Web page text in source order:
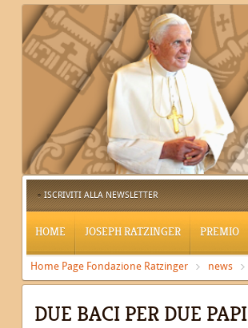
ISCRIVITI ALLA NEWSLETTER
HOME JOSEPH RATZINGER PREMIO
Home Page Fondazione Ratzinger news
DUE BACI PER DUE PAPI